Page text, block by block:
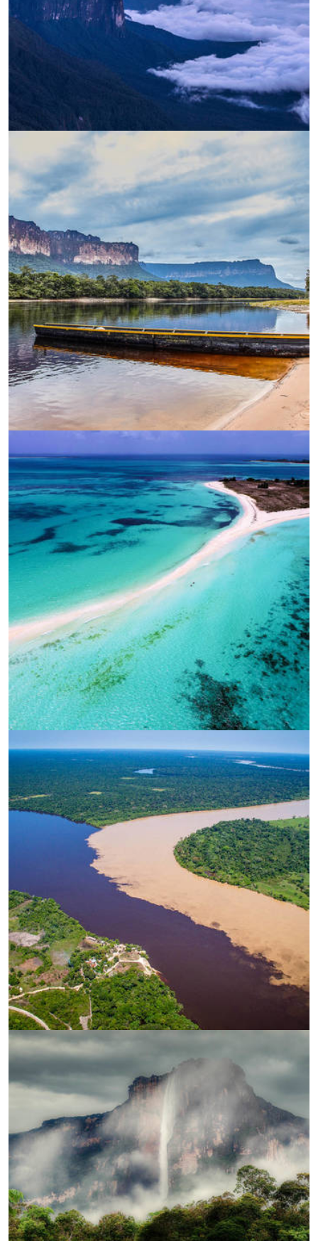
УВЕЛИЧИ
УВЕЛИЧИ
УВЕЛИЧИ
УВЕЛИЧИ
УВЕЛИЧИ